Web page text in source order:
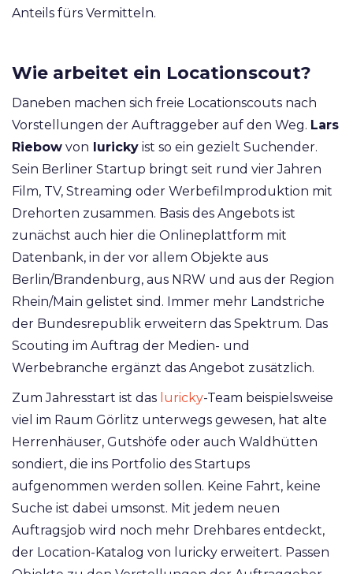
(@pixelcafe)
Anteils fürs Vermitteln.
Wie arbeitet ein Locationscout?
Daneben machen sich freie Locationscouts nach
Vorstellungen der Auftraggeber auf den Weg. Lars
Riebow von luricky ist so ein gezielt Suchender.
Sein Berliner Startup bringt seit rund vier Jahren
Film, TV, Streaming oder Werbefilmproduktion mit
Drehorten zusammen. Basis des Angebots ist
zunächst auch hier die Onlineplattform mit
Datenbank, in der vor allem Objekte aus
Berlin/Brandenburg, aus NRW und aus der Region
Rhein/Main gelistet sind. Immer mehr Landstriche
der Bundesrepublik erweitern das Spektrum. Das
Scouting im Auftrag der Medien- und
Werbebranche ergänzt das Angebot zusätzlich.
Zum Jahresstart ist das luricky-Team beispielsweise
viel im Raum Görlitz unterwegs gewesen, hat alte
Herrenhäuser, Gutshöfe oder auch Waldhütten
sondiert, die ins Portfolio des Startups
aufgenommen werden sollen. Keine Fahrt, keine
Suche ist dabei umsonst. Mit jedem neuen
Auftragsjob wird noch mehr Drehbares entdeckt,
der Location-Katalog von luricky erweitert. Passen